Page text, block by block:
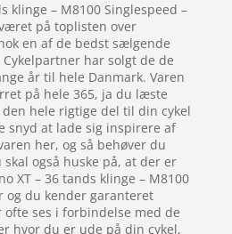
klinge – M8100 Singlespeed –
på toplisten over
en af de bedst sælgende
har solgt de de
år til hele Danmark. Varen
på hele 365, ja du læste
hele rigtige del til din cykel
snyd at lade sig inspirere af
her, og så behøver du
også huske på, at der er
XT – 36 tands klinge – M8100
og du kender garanteret
ses i forbindelse med de
hvor du er ude på din cykel,